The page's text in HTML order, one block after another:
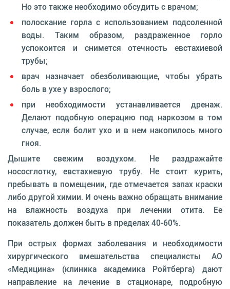
Но это также необходимо обсудить с врачом;
полоскание горла с использованием подсоленной
воды. Таким образом, раздраженное горло
успокоится и снимется отечность евстахиевой
трубы;
врач назначает обезболивающие, чтобы убрать
боль в ухе у взрослого;
при необходимости устанавливается дренаж.
Делают подобную операцию под наркозом в том
случае, если болит ухо и в нем накопилось много
гноя.
Дышите свежим воздухом. Не раздражайте
нососглотку, евстахиевую трубу. Не стоит курить,
пребывать в помещении, где отмечается запах краски
либо другой химии. И очень важно обращать внимание
на влажность воздуха при лечении отита. Ее
показатель должен быть в пределах 40-60%.
При острых формах заболевания и необходимости
хирургического вмешательства специалисты АО
«Медицина» (клиника академика Ройтберга) дают
направление на лечение в стационаре, подробную